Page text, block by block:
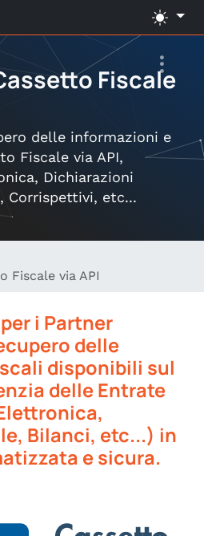
Fiscale
delle informazioni e
Fiscale via API,
Dichiarazioni
Corrispettivi, etc...
Fiscale via API
i Partner
delle
disponibili sul
delle Entrate
Bilanci, etc...) in
e sicura.